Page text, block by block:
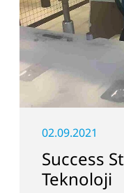
02.09.2021
Success
Teknoloji